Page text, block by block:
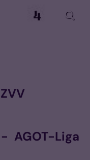
AGOT-Liga